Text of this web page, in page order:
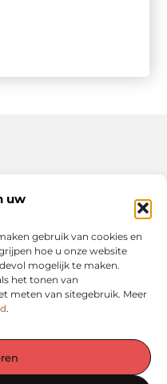
uw
gebruik van cookies en
hoe u onze website
mogelijk te maken.
het tonen van
meten van sitegebruik. Meer
.